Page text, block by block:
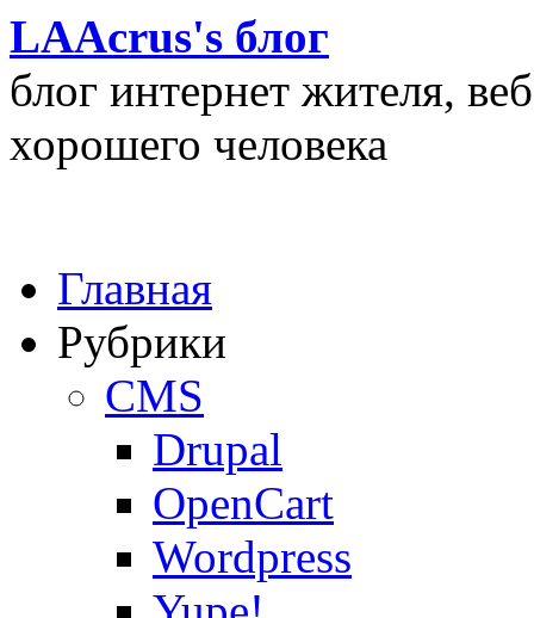
LAAcrus's блог
блог интернет жителя,
хорошего человека
Главная
Рубрики
CMS
Drupal
OpenCart
Wordpress